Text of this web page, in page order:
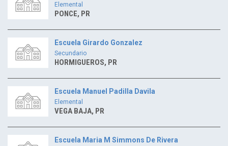
Elemental
PONCE, PR
Escuela Girardo Gonzalez
Secundario
HORMIGUEROS, PR
Escuela Manuel Padilla Davila
Elemental
VEGA BAJA, PR
Escuela Maria M Simmons De Rivera